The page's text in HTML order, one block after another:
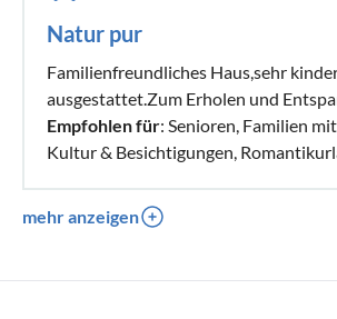
Natur pur
Familienfreundliches Haus,sehr
ausgestattet.Zum Erholen und
Empfohlen für: Senioren, Familien
Kultur & Besichtigungen,
mehr anzeigen